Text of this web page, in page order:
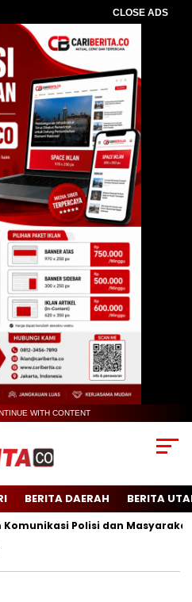
CLOSE ADS
WITH CONTENT
BERITA DAERAH BERITA
Polisi dan Masyarakat